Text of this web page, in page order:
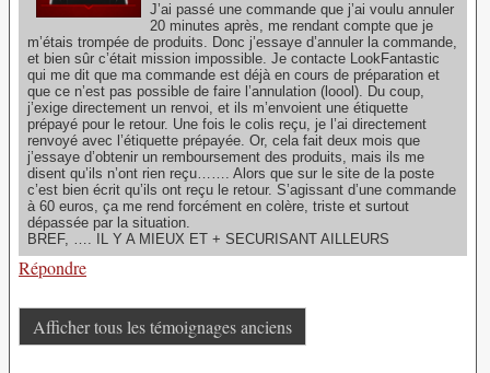
J’ai passé une commande que j’ai voulu annuler
20 minutes après, me rendant compte que je
m’étais trompée de produits. Donc j’essaye d’annuler la commande,
et bien sûr c’était mission impossible. Je contacte LookFantastic
qui me dit que ma commande est déjà en cours de préparation et
que ce n’est pas possible de faire l’annulation (loool). Du coup,
j’exige directement un renvoi, et ils m’envoient une étiquette
prépayé pour le retour. Une fois le colis reçu, je l’ai directement
renvoyé avec l’étiquette prépayée. Or, cela fait deux mois que
j’essaye d’obtenir un remboursement des produits, mais ils me
disent qu’ils n’ont rien reçu……. Alors que sur le site de la poste
c’est bien écrit qu’ils ont reçu le retour. S’agissant d’une commande
à 60 euros, ça me rend forcément en colère, triste et surtout
dépassée par la situation.
BREF, …. IL Y A MIEUX ET + SECURISANT AILLEURS
Répondre
Afficher tous les témoignages anciens